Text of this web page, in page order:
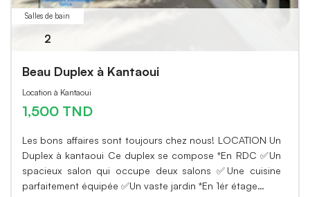
Salles de bain
2
Beau Duplex à Kantaoui
Location à Kantaoui
1,500 TND
Les bons affaires sont toujours chez nous! LOCATION Un
Duplex à kantaoui Ce duplex se compose *En RDC ✅Un
spacieux salon qui occupe deux salons ✅Une cuisine
parfaitement équipée ✅Un vaste jardin *En 1ér étage…